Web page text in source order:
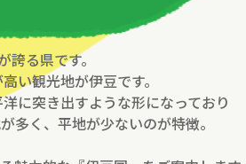
る県です。
い観光地が伊豆です。
に突き出すような形になっており
多く、平地が少ないのが特徴。